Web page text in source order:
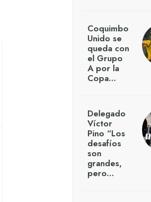
Coquimbo
Unido se
queda con
el Grupo
A por la
Copa…
Delegado
Víctor
Pino “Los
desafíos
son
grandes,
pero…